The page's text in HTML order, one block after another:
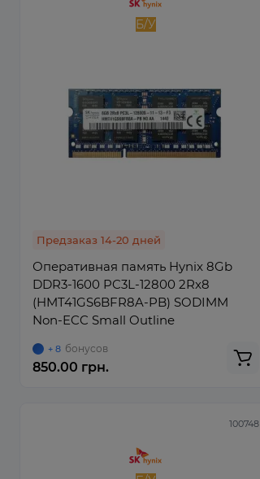
Б/У
Предзаказ 14-20 дней
Оперативная память Hynix 8Gb
DDR3-1600 PC3L-12800 2Rx8
(HMT41GS6BFR8A-PB) SODIMM
Non-ECC Small Outline
+ 8 бонусов
850.00 грн.
100748